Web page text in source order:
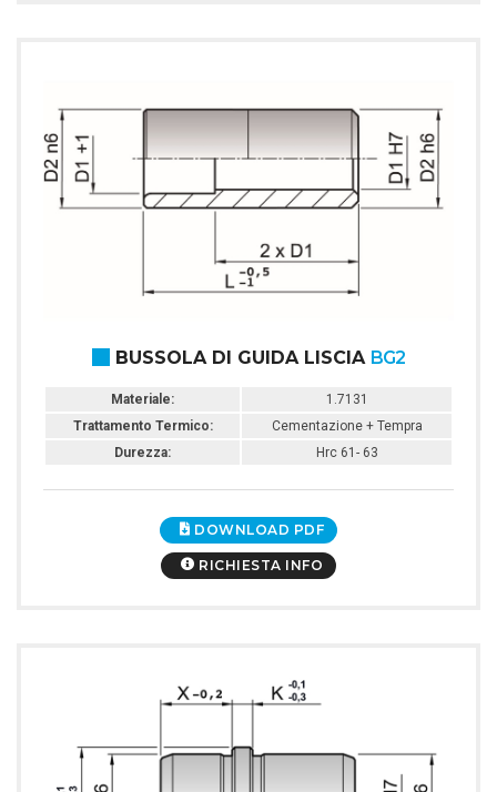
BUSSOLA DI GUIDA LISCIA BG2
Materiale:
1.7131
Trattamento Termico:
Cementazione + Tempra
Durezza:
Hrc 61- 63
DOWNLOAD PDF
RICHIESTA INFO